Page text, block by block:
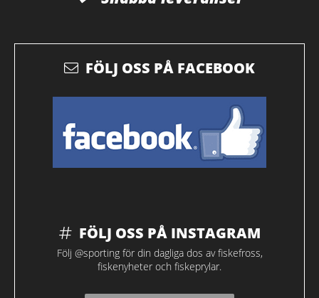
FÖLJ OSS PÅ FACEBOOK
FÖLJ OSS PÅ INSTAGRAM
Följ @sporting för din dagliga dos av fiskefross,
fiskenyheter och fiskeprylar.